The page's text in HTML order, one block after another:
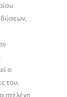
ο
του,
στελέχη